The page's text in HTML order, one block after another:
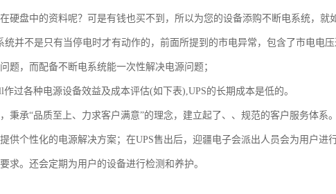
硬盘中的资料呢？可是有钱也买不到，所以为您的设备添购不断电系统，就
并不是只有当停电时才有动作的，前面所提到的市电异常，包含了市电电
题，而配备不断电系统能一次性解决电源问题；
过各种电源设备效益及成本评估(如下表),UPS的长期成本是低的。
秉承“品质至上、力求客户满意”的理念，建立起了、、规范的客户服务体系
供个性化的电源解决方案；在UPS售出后，迎疆电子会派出人员会为用户进
求。还会定期为用户的设备进行检测和养护。